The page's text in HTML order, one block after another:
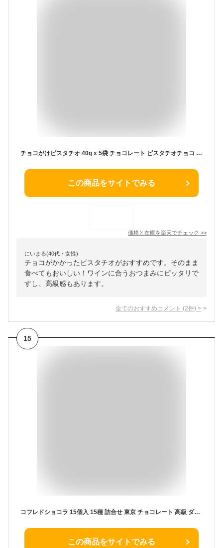
チョコがけピスタチオ 40g x 5袋 チョコレート ピスタチオチョコ スイーツピスタチオ 甘さチョコ 栄養豊富 食材 大流行 チョコレート ピスタチオ スイーツ 便利なチャック付き お菓子 おやつ おつまみ【送料無料】
この商品をサイトでみる
価格と在庫を楽天でチェック >>
にいまる(40代・女性)
チョコがかかったピスタチオがおすすめです。そのまま
食べてもおいしい！ワインに合うおつまみにピッタリで
すし、高級感もあります。
全てのおすすめコメント (2件) >
15
コフレドショコラ 15個入 15種 詰合せ 東京 チョコレート 高級 ダロワイヨ
この商品をサイトでみる